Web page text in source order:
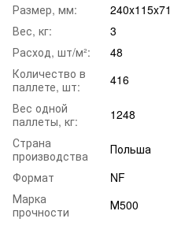
Размер, мм:
240x115x71
Вес, кг:
3
Расход, шт/м²:
48
Количество в
паллете, шт:
416
Вес одной
паллеты, кг:
1248
Страна
производства
Польша
Формат
NF
Марка
прочности
М500